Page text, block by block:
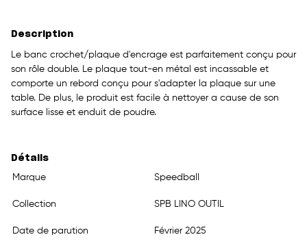
Description
Le banc crochet/plaque d'encrage est parfaitement conçu pour
son rôle double. Le plaque tout-en métal est incassable et
comporte un rebord conçu pour s'adapter la plaque sur une
table. De plus, le produit est facile à nettoyer a cause de son
surface lisse et enduit de poudre.
Détails
Marque
Speedball
Collection SPB LINO OUTIL
Date de parution Février 2025